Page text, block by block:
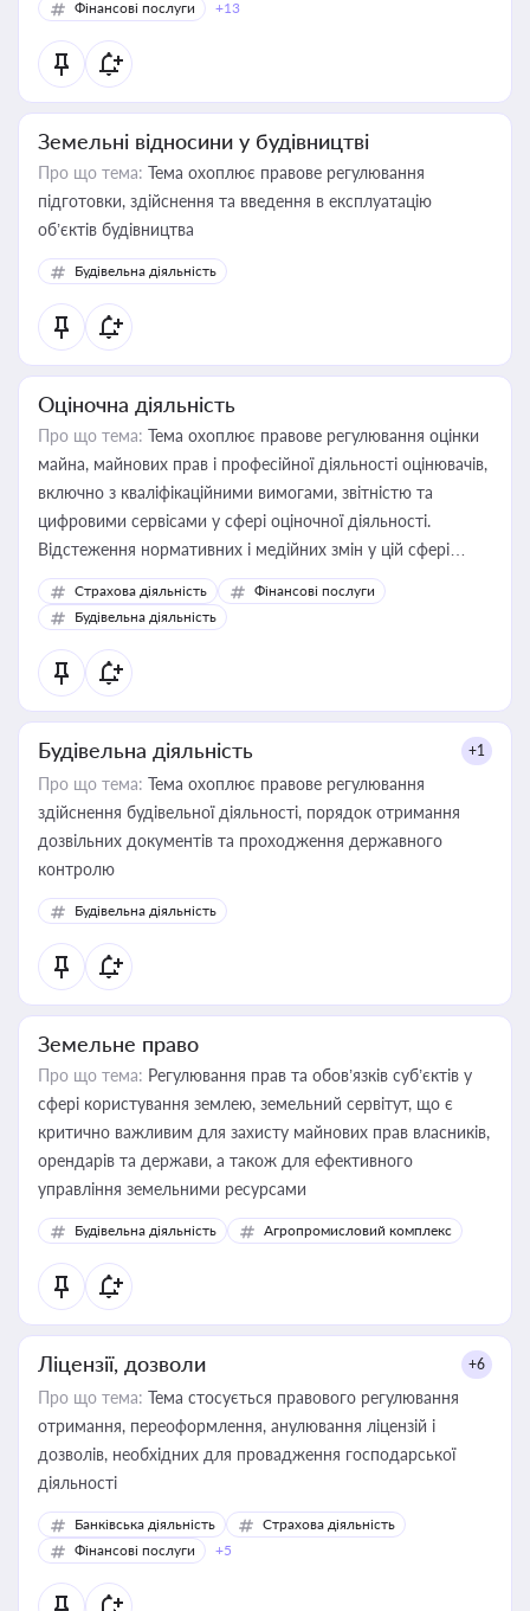
Фінансові послуги +13
Земельні відносини у будівництві
Про що тема: Тема охоплює правове регулювання
підготовки, здійснення та введення в експлуатацію
об’єктів будівництва
Будівельна діяльність
Оціночна діяльність
Про що тема: Тема охоплює правове регулювання оцінки
майна, майнових прав і професійної діяльності оцінювачів,
включно з кваліфікаційними вимогами, звітністю та
цифровими сервісами у сфері оціночної діяльності.
Відстеження нормативних і медійних змін у цій сфері
корисне для власника бізнесу, керівника, юриста або
бухгалтера під час оподаткування, приватизації, оренди
державного майна, корпоративних угод і перевірки
статусу суб'єктів оціночної діяльності
Страхова діяльність
Фінансові послуги
Будівельна діяльність
Будівельна діяльність +1
Про що тема: Тема охоплює правове регулювання
здійснення будівельної діяльності, порядок отримання
дозвільних документів та проходження державного
контролю
Будівельна діяльність
Земельне право
Про що тема: Регулювання прав та обов’язків суб’єктів у
сфері користування землею, земельний сервітут, що є
критично важливим для захисту майнових прав власників,
орендарів та держави, а також для ефективного
управління земельними ресурсами
Будівельна діяльність Агропромисловий комплекс
Ліцензії, дозволи +6
Про що тема: Тема стосується правового регулювання
отримання, переоформлення, анулювання ліцензій і
дозволів, необхідних для провадження господарської
діяльності
Банківська діяльність
Страхова діяльність
Фінансові послуги
+5